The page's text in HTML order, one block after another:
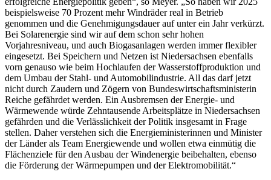
beispielsweise 70 Prozent mehr Windräder real in Betrieb
genommen und die Genehmigungsdauer auf unter ein Jahr verkürzt.
Bei Solarenergie sind wir auf dem schon sehr hohen
Vorjahresniveau, und auch Biogasanlagen werden immer flexibler
eingesetzt. Bei Speichern und Netzen ist Niedersachsen ebenfalls
vorn genauso wie beim Hochlaufen der Wasserstoffproduktion und
dem Umbau der Stahl- und Automobilindustrie. All das darf jetzt
nicht durch Zaudern und Zögern von Bundeswirtschaftsministerin
Reiche gefährdet werden. Ein Ausbremsen der Energie- und
Wärmewende würde Zehntausende Arbeitsplätze in Niedersachsen
gefährden und die Verlässlichkeit der Politik insgesamt in Frage
stellen. Daher verstehen sich die Energieministerinnen und Minister
der Länder als Team Energiewende und wollen etwa einmütig die
Flächenziele für den Ausbau der Windenergie beibehalten, ebenso
die Förderung der Wärmepumpen und der Elektromobilität.“